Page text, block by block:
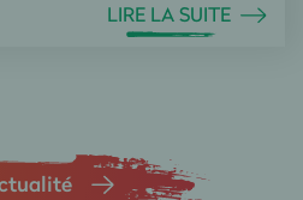
LIRE LA SUITE